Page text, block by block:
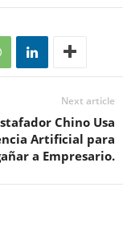
Next article
Chino Usa
Artificial para
a Empresario.